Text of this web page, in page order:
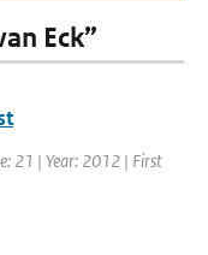
Eck”
21 | Year: 2012 | First